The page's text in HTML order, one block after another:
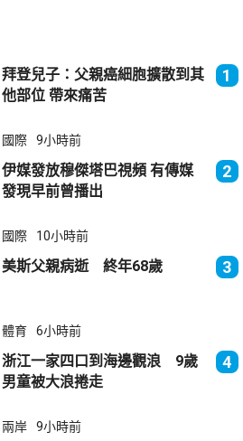
拜登兒子：父親癌細胞擴散到其
他部位 帶來痛苦
1
國際 9小時前
伊媒發放穆傑塔巴視頻 有傳媒
發現早前曾播出
2
國際 10小時前
美斯父親病逝 終年68歲 3
體育 6小時前
浙江一家四口到海邊觀浪 9歲
男童被大浪捲走
4
兩岸 9小時前